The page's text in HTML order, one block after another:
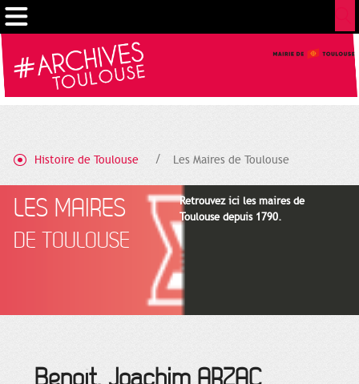
Histoire de Toulouse Les Maires de Toulouse
LES MAIRES
DE TOULOUSE
Retrouvez ici les maires de
Toulouse depuis 1790.
Cookies management panel